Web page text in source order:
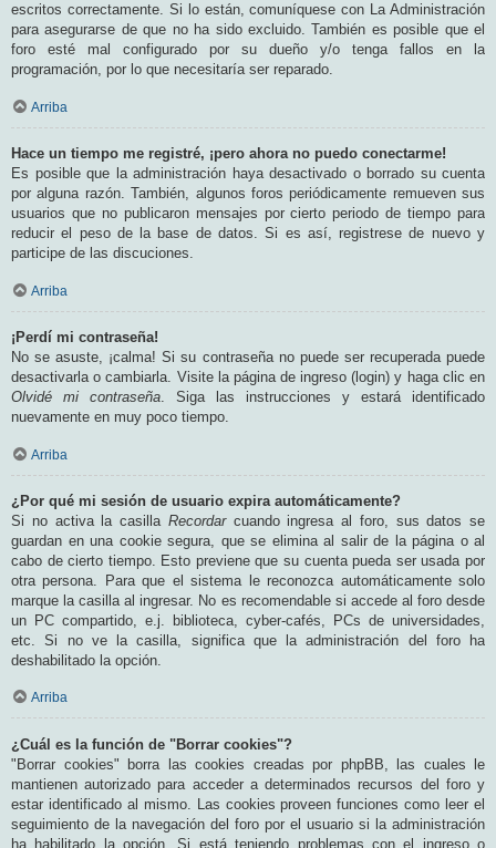
escritos correctamente. Si lo están, comuníquese con La Administración
para asegurarse de que no ha sido excluido. También es posible que el
foro esté mal configurado por su dueño y/o tenga fallos en la
programación, por lo que necesitaría ser reparado.
Arriba
Hace un tiempo me registré, ¡pero ahora no puedo conectarme!
Es posible que la administración haya desactivado o borrado su cuenta
por alguna razón. También, algunos foros periódicamente remueven sus
usuarios que no publicaron mensajes por cierto periodo de tiempo para
reducir el peso de la base de datos. Si es así, registrese de nuevo y
participe de las discuciones.
Arriba
¡Perdí mi contraseña!
No se asuste, ¡calma! Si su contraseña no puede ser recuperada puede
desactivarla o cambiarla. Visite la página de ingreso (login) y haga clic en
Olvidé mi contraseña. Siga las instrucciones y estará identificado
nuevamente en muy poco tiempo.
Arriba
¿Por qué mi sesión de usuario expira automáticamente?
Si no activa la casilla Recordarcuando ingresa al foro, sus datos se
guardan en una cookie segura, que se elimina al salir de la página o al
cabo de cierto tiempo. Esto previene que su cuenta pueda ser usada por
otra persona. Para que el sistema le reconozca automáticamente solo
marque la casilla al ingresar. No es recomendable si accede al foro desde
un PC compartido, e.j. biblioteca, cyber-cafés, PCs de universidades,
etc. Si no ve la casilla, significa que la administración del foro ha
deshabilitado la opción.
Arriba
¿Cuál es la función de "Borrar cookies"?
"Borrar cookies" borra las cookies creadas por phpBB, las cuales le
mantienen autorizado para acceder a determinados recursos del foro y
estar identificado al mismo. Las cookies proveen funciones como leer el
seguimiento de la navegación del foro por el usuario si la administración
ha habilitado la opción. Si está teniendo problemas con el ingreso o